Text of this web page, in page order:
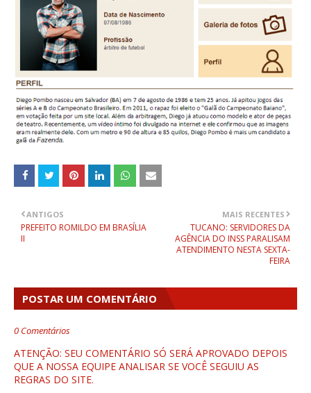
MAIS RECENTES
TUCANO: SERVIDORES DA
AGÊNCIA DO INSS PARALISAM
ATENDIMENTO NESTA SEXTA-
FEIRA
ANTIGOS
PREFEITO ROMILDO EM BRASÍLIA
II
POSTAR UM COMENTÁRIO
0 Comentários
ATENÇÃO: SEU COMENTÁRIO SÓ SERÁ APROVADO DEPOIS
QUE A NOSSA EQUIPE ANALISAR SE VOCÊ SEGUIU AS
REGRAS DO SITE.